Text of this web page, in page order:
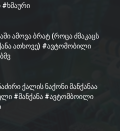
#ხმაური
ამოვა ბრატ (როცა ძმაკაცს
ათხოვე) #ავტომობილი
ქალის ნაქონი მანქანაა
#მანქანა #ავტომბოილი